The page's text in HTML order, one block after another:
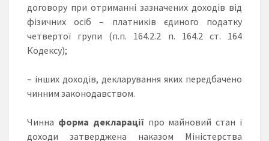
договору при отриманні зазначених доходів від
фізичних осіб – платників єдиного податку
четвертої групи (п.п. 164.2.2 п. 164.2 ст. 164
Кодексу);
– інших доходів, декларування яких передбачено
чинним законодавством.
Чинна форма деклараціїпро майновий стан і
доходи затверджена наказом Міністерства